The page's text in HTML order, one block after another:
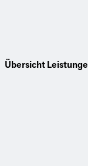
Übersicht